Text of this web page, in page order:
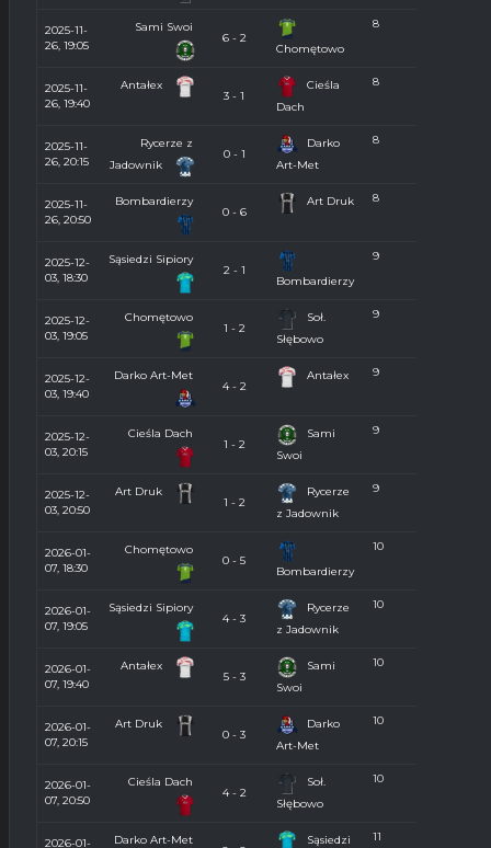
2025-11-
26, 19:05
Sami Swoi
6 - 2
Chomętowo
8
2025-11-
26, 19:40
Antałex
3 - 1
Cieśla
Dach
8
2025-11-
26, 20:15
Rycerze z
Jadownik
0 - 1
Darko
Art-Met
8
2025-11-
26, 20:50
Bombardierzy
0 - 6
Art Druk 8
2025-12-
03, 18:30
Sąsiedzi Sipiory
2 - 1
Bombardierzy
9
2025-12-
03, 19:05
Chomętowo
1 - 2
Soł.
Słębowo
9
2025-12-
03, 19:40
Darko Art-Met
4 - 2
Antałex 9
2025-12-
03, 20:15
Cieśla Dach
1 - 2
Sami
Swoi
9
2025-12-
03, 20:50
Art Druk
1 - 2
Rycerze
z Jadownik
9
2026-01-
07, 18:30
Chomętowo
0 - 5
Bombardierzy
10
2026-01-
07, 19:05
Sąsiedzi Sipiory
4 - 3
Rycerze
z Jadownik
10
2026-01-
07, 19:40
Antałex
5 - 3
Sami
Swoi
10
2026-01-
07, 20:15
Art Druk
0 - 3
Darko
Art-Met
10
2026-01-
07, 20:50
Cieśla Dach
4 - 2
Soł.
Słębowo
10
2026-01- Darko Art-Met Sąsiedzi 11